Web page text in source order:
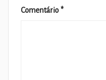
Comentário *